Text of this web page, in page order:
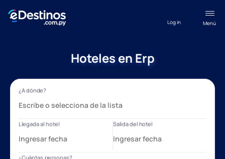
Menú
Log in
Hoteles en Erp